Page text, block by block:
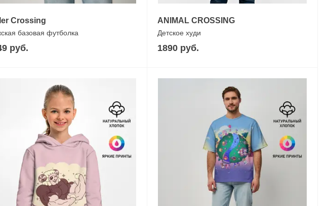
Crossing
базовая футболка
руб.
ANIMAL CROSSING
Детское худи
1890 руб.